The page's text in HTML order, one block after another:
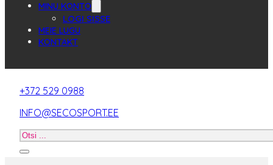
MINU KONTO
LOGI SISSE
MEIE LUGU
KONTAKT
+372 529 0988
INFO@SECOSPORT.EE
Otsi